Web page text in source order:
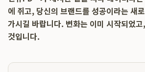
에 쥐고, 당신의 브랜드를 성공이라는 새
가시길 바랍니다. 변화는 이미 시작되었
것입니다.